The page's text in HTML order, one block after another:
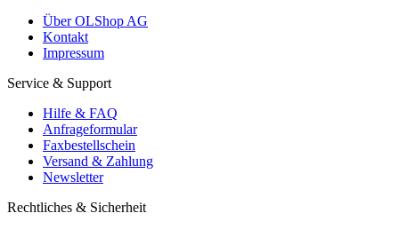
Über OLShop AG
Kontakt
Impressum
Service & Support
Hilfe & FAQ
Anfrageformular
Faxbestellschein
Versand & Zahlung
Newsletter
Rechtliches & Sicherheit